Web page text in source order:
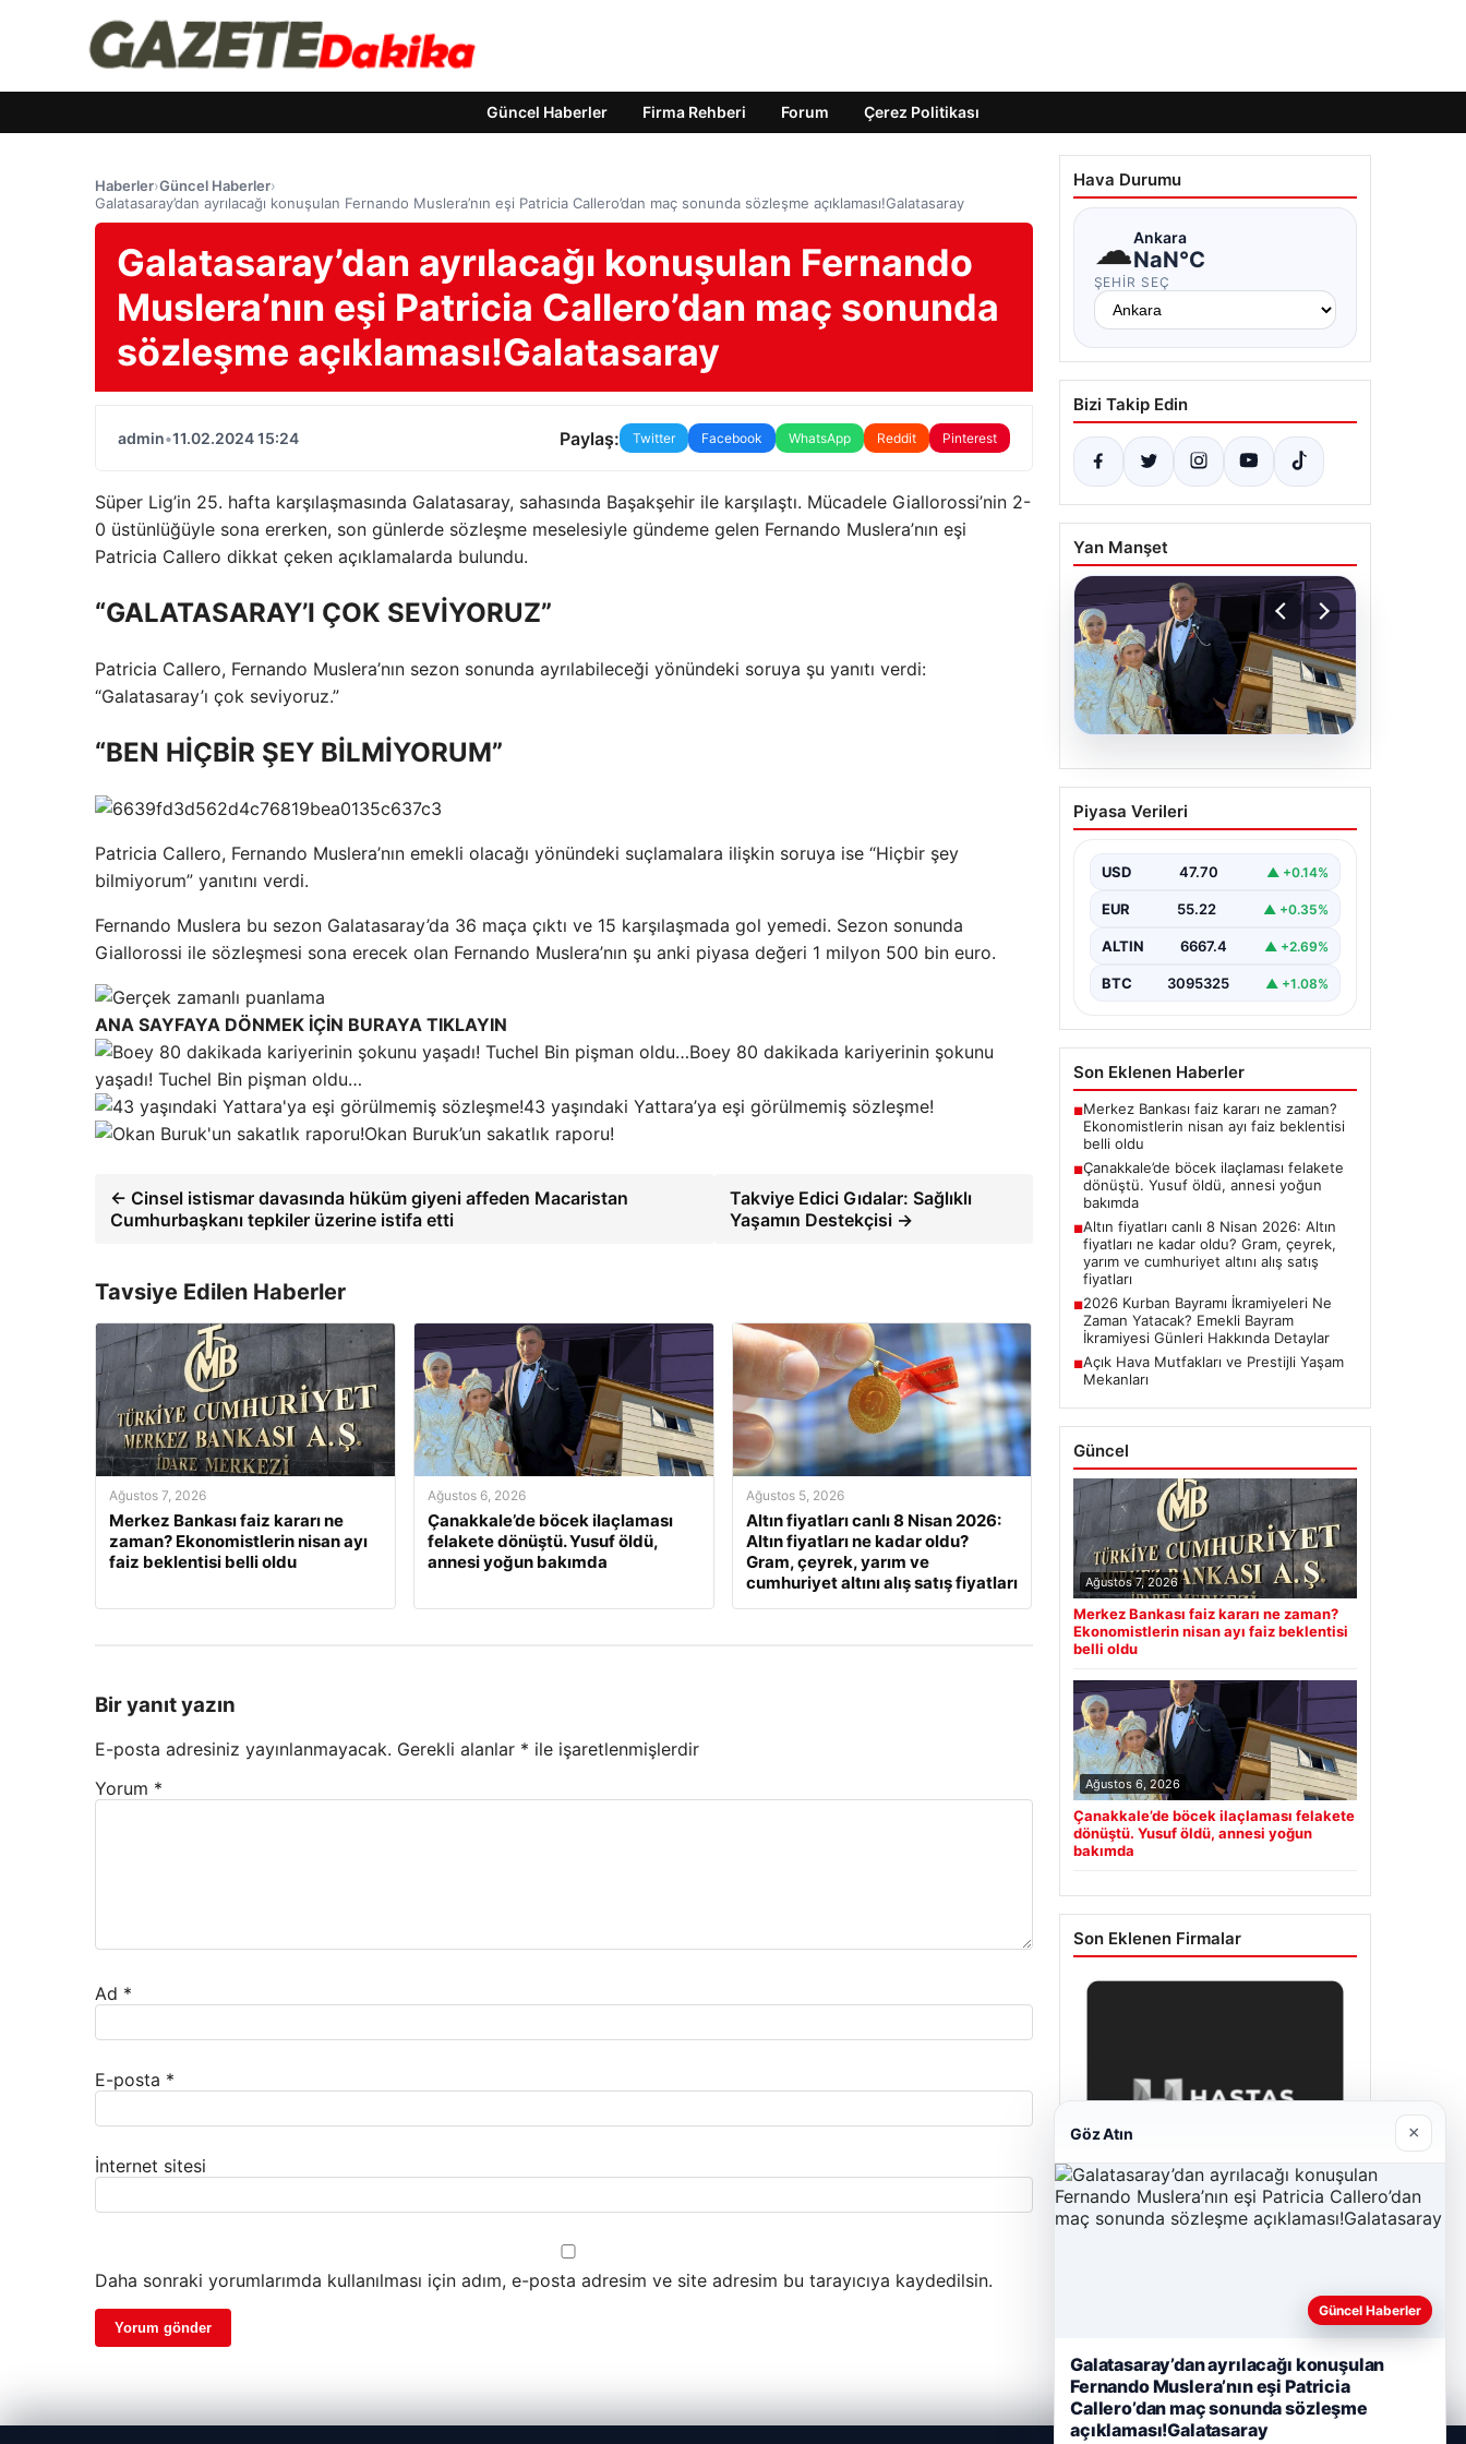
Güncel Haberler Firma Rehberi Forum Çerez Politikası
Haberler›Güncel Haberler›
Galatasaray’dan ayrılacağı konuşulan Fernando Muslera’nın eşi Patricia Callero’dan maç sonunda sözleşme açıklaması!Galatasaray
Galatasaray’dan ayrılacağı konuşulan Fernando
Muslera’nın eşi Patricia Callero’dan maç sonunda
sözleşme açıklaması!Galatasaray
admin•11.02.2024 15:24 Paylaş: Twitter Facebook WhatsApp Reddit Pinterest
Süper Lig’in 25. hafta karşılaşmasında Galatasaray, sahasında Başakşehir ile karşılaştı. Mücadele Giallorossi’nin 2-
0 üstünlüğüyle sona ererken, son günlerde sözleşme meselesiyle gündeme gelen Fernando Muslera’nın eşi
Patricia Callero dikkat çeken açıklamalarda bulundu.
“GALATASARAY’I ÇOK SEVİYORUZ”
Patricia Callero, Fernando Muslera’nın sezon sonunda ayrılabileceği yönündeki soruya şu yanıtı verdi:
“Galatasaray’ı çok seviyoruz.”
“BEN HİÇBİR ŞEY BİLMİYORUM”
Patricia Callero, Fernando Muslera’nın emekli olacağı yönündeki suçlamalara ilişkin soruya ise “Hiçbir şey
bilmiyorum” yanıtını verdi.
Fernando Muslera bu sezon Galatasaray’da 36 maça çıktı ve 15 karşılaşmada gol yemedi. Sezon sonunda
Giallorossi ile sözleşmesi sona erecek olan Fernando Muslera’nın şu anki piyasa değeri 1 milyon 500 bin euro.
ANA SAYFAYA DÖNMEK İÇİN BURAYA TIKLAYIN
Boey 80 dakikada kariyerinin şokunu
yaşadı! Tuchel Bin pişman oldu…
43 yaşındaki Yattara’ya eşi görülmemiş sözleşme!
Okan Buruk’un sakatlık raporu!
← Cinsel istismar davasında hüküm giyeni affeden Macaristan
Cumhurbaşkanı tepkiler üzerine istifa etti
Takviye Edici Gıdalar: Sağlıklı
Yaşamın Destekçisi →
Tavsiye Edilen Haberler
Ağustos 7, 2026
Merkez Bankası faiz kararı ne
zaman? Ekonomistlerin nisan ayı
faiz beklentisi belli oldu
Ağustos 6, 2026
Çanakkale’de böcek ilaçlaması
felakete dönüştü. Yusuf öldü,
annesi yoğun bakımda
Ağustos 5, 2026
Altın fiyatları canlı 8 Nisan 2026:
Altın fiyatları ne kadar oldu?
Gram, çeyrek, yarım ve
cumhuriyet altını alış satış fiyatları
Bir yanıt yazın
E-posta adresiniz yayınlanmayacak. Gerekli alanlar * ile işaretlenmişlerdir
Yorum *
Ad *
E-posta *
İnternet sitesi
Daha sonraki yorumlarımda kullanılması için adım, e-posta adresim ve site adresim bu tarayıcıya kaydedilsin.
Hava Durumu
☁Ankara
NaN°C
ŞEHIR SEÇ
Bizi Takip Edin
Yan Manşet
06.08.2026
Çanakkale’de böcek
ilaçlaması felakete
annesi yoğun bakımda
Piyasa Verileri
USD 47.70 ▲ +0.14%
EUR 55.22 ▲ +0.35%
ALTIN 6667.4 ▲ +2.69%
BTC 3095325 ▲ +1.08%
Son Eklenen Haberler
■Merkez Bankası faiz kararı ne zaman?
Ekonomistlerin nisan ayı faiz beklentisi
belli oldu
■Çanakkale’de böcek ilaçlaması felakete
dönüştü. Yusuf öldü, annesi yoğun
bakımda
■Altın fiyatları canlı 8 Nisan 2026: Altın
fiyatları ne kadar oldu? Gram, çeyrek,
yarım ve cumhuriyet altını alış satış
fiyatları
■2026 Kurban Bayramı İkramiyeleri Ne
Zaman Yatacak? Emekli Bayram
İkramiyesi Günleri Hakkında Detaylar
■Açık Hava Mutfakları ve Prestijli Yaşam
Mekanları
Güncel
Ağustos 7, 2026
Merkez Bankası faiz kararı ne zaman?
Ekonomistlerin nisan ayı faiz beklentisi
belli oldu
Ağustos 6, 2026
Çanakkale’de böcek ilaçlaması felakete
dönüştü. Yusuf öldü, annesi yoğun
bakımda
Son Eklenen Firmalar
Göz Atın ×
Güncel Haberler
Galatasaray’dan ayrılacağı konuşulan
Fernando Muslera’nın eşi Patricia
Callero’dan maç sonunda sözleşme
açıklaması!Galatasaray